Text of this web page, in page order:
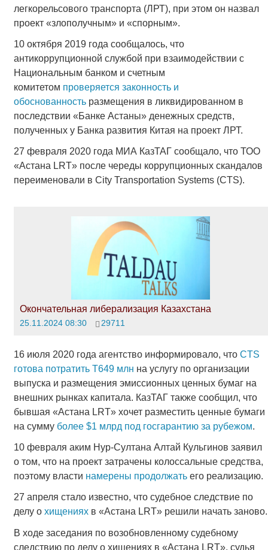
легкорельсового транспорта (ЛРТ), при этом он назвал
проект «злополучным» и «спорным».
10 октября 2019 года сообщалось, что
антикоррупционной службой при взаимодействии с
Национальным банком и счетным
комитетом проверяется законность и
обоснованностьразмещения в ликвидированном в
последствии «Банке Астаны» денежных средств,
полученных у Банка развития Китая на проект ЛРТ.
27 февраля 2020 года МИА КазТАГ сообщало, что ТОО
«Астана LRT» после череды коррупционных скандалов
переименовали в City Transportation Systems (CTS).
Окончательная либерализация Казахстана
25.11.2024 08:30 29711
16 июля 2020 года агентство информировало, что CTS
готова потратить Т649 млн на услугу по организации
выпуска и размещения эмиссионных ценных бумаг на
внешних рынках капитала. КазТАГ также сообщил, что
бывшая «Астана LRT» хочет разместить ценные бумаги
на сумму более $1 млрд под госгарантию за рубежом.
10 февраля аким Нур-Султана Алтай Кульгинов заявил
о том, что на проект затрачены колоссальные средства,
поэтому власти намерены продолжатьего реализацию.
27 апреля стало известно, что судебное следствие по
делу о хищениях в «Астана LRT» решили начать заново.
В ходе заседания по возобновленному судебному
следствию по делу о хищениях в «Астана LRT», судья